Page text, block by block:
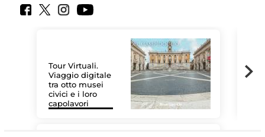
Tour Virtuali.
Viaggio digitale
tra otto musei
civici e i loro
capolavori